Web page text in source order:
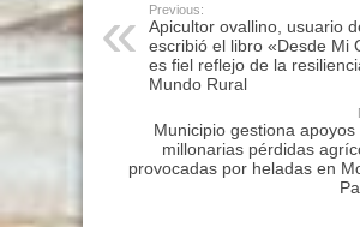
Previous:
Apicultor ovallino, usuario
escribió el libro «Desde Mi
es fiel reflejo de la
Mundo Rural
Municipio gestiona apoyos
millonarias pérdidas
provocadas por heladas en